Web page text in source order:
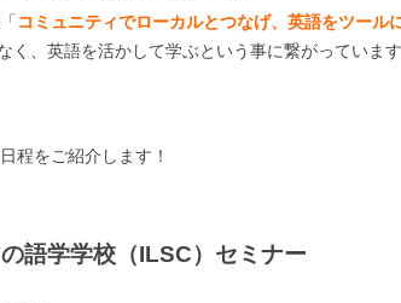
コミュニティでローカルとつなげ、英語をツール
く、英語を活かして学ぶという事に繋がっています
程をご紹介します！
語学学校（ILSC）セミナー